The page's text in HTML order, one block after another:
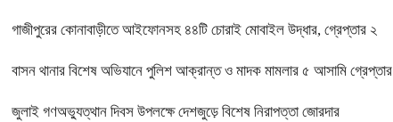
গাজীপুরের কোনাবাড়ীতে আইফোনসহ ৪৪টি চোরাই মোবাইল উদ্ধার, গ্রেপ্তার ২
বাসন থানার বিশেষ অভিযানে পুলিশ আক্রান্ত ও মাদক মামলার ৫ আসামি গ্রেপ্তার
জুলাই গণঅভ্যুত্থান দিবস উপলক্ষে দেশজুড়ে বিশেষ নিরাপত্তা জোরদার